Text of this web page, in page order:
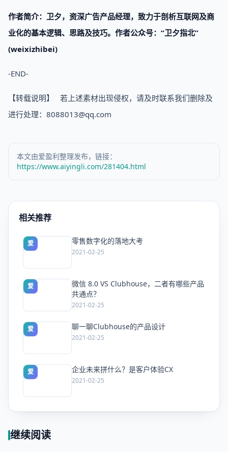
作者简介：卫夕，资深广告产品经理，致力于剖析互联网及商
业化的基本逻辑、思路及技巧。作者公众号：“卫夕指北”
(weixizhibei)
-END-
【转载说明】 若上述素材出现侵权，请及时联系我们删除及
进行处理：8088013@qq.com
本文由爱盈利整理发布，链接：
https://www.aiyingli.com/281404.html
相关推荐
爱 零售数字化的落地大考
2021-02-25
爱
微信 8.0 VS Clubhouse，二者有哪些产品
共通点？
2021-02-25
爱 聊一聊Clubhouse的产品设计
2021-02-25
爱 企业未来拼什么？是客户体验CX
2021-02-25
继续阅读